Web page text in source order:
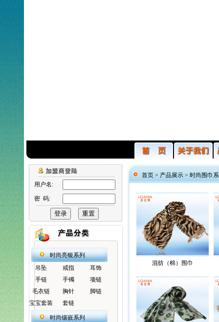
用户名:
密 码:
时尚亮银系列
吊坠
戒指
耳饰
手链
手镯
项链
毛衣链
胸针
脚链
宝宝套装
套链
时尚镶嵌系列
首页 > 产品展示> 时尚围巾
混纺（棉）围巾